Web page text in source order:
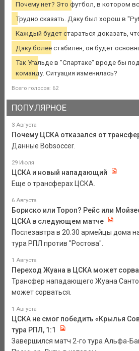
Почему нет? Это футбол, в котором
Трудно сказать. Даку был хорош в
Каждый будет стараться доказать,
Даку более стабилен, он будет
Так Угальде в "Спартаке" вроде бы
команду. Ситуация изменилась?
Всего голосов: 62
ПОПУЛЯРНОЕ
3 Августа
Почему ЦСКА отказался от
Данные Bobsoccer.
29 Июля
ЦСКА и новый нападающий
Еще о трансферах ЦСКА.
6 Августа
Бориско или Тороп? Рейс или
ЦСКА в следующем матче
Послезавтра в 20.30 армейцы дома
тура РПЛ против "Ростова".
1 Августа
Переход Жуана в ЦСКА может
Трансфер нападающего Жуана
может сорваться.
1 Августа
ЦСКА не смог победить «Крылья
тура РПЛ, 1:1
Завершился матч 2-го тура Альфа-